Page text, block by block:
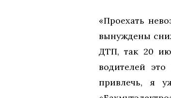
«Проехать
вынуждены
ДТП, так 20
водителей
привлечь, я